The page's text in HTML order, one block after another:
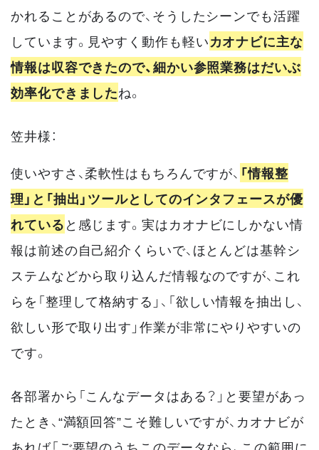
かれることがあるので、そうしたシーンでも活躍
しています。見やすく動作も軽いカオナビに主な
情報は収容できたので、細かい参照業務はだいぶ
効率化できましたね。
笠井様：
使いやすさ、柔軟性はもちろんですが、 「情報整
理」と「抽出」ツールとしてのインタフェースが優
れていると感じます。実はカオナビにしかない情
報は前述の自己紹介くらいで、ほとんどは基幹シ
ステムなどから取り込んだ情報なのですが、これ
らを「整理して格納する」、「欲しい情報を抽出し、
欲しい形で取り出す」作業が非常にやりやすいの
です。
各部署から「こんなデータはある？」と要望があっ
たとき、“満額回答”こそ難しいですが、カオナビが